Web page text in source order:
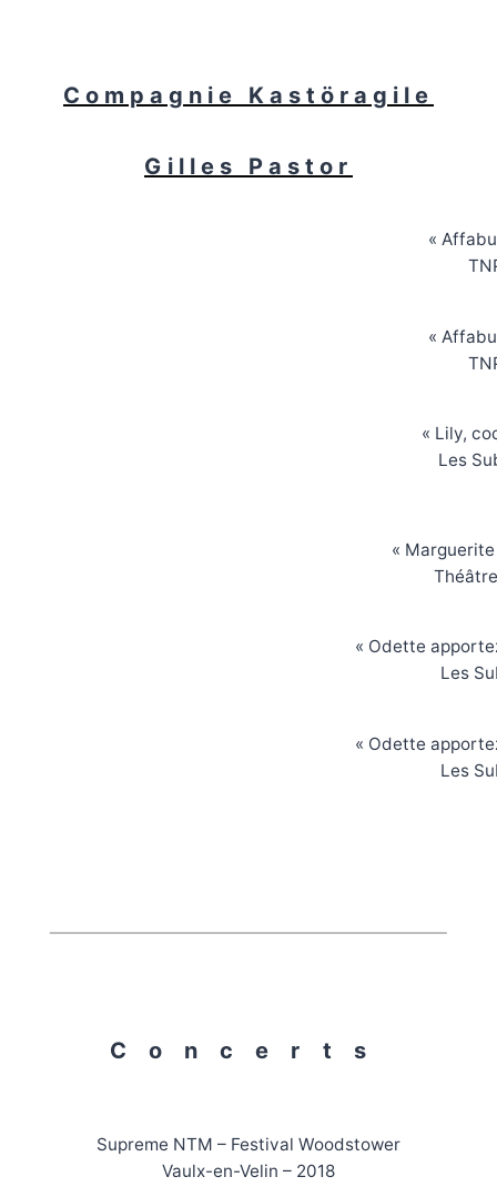
Compagnie Kastöragile
Gilles Pastor
«
«
« Lily,
Les
«
« Odette
Les
« Odette
Les
Concerts
Supreme NTM – Festival Woodstower
Vaulx-en-Velin – 2018